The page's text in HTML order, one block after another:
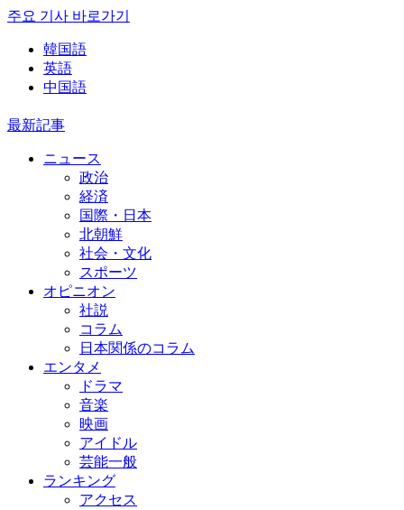
주요 기사 바로가기
韓国語
英語
中国語
最新記事
ニュース
政治
経済
国際・日本
北朝鮮
社会・文化
スポーツ
オピニオン
社説
コラム
日本関係のコラム
エンタメ
ドラマ
音楽
映画
アイドル
芸能一般
ランキング
アクセス